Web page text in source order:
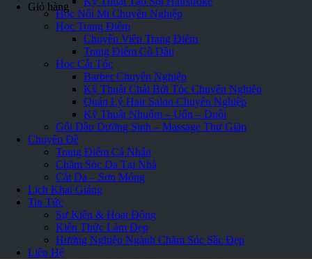
Giỏ hàng
Học Nối Mi Chuyên Nghiệp
Học Trang Điểm
Chuyên Viên Trang Điểm
Trang Điểm Cô Dâu
Học Cắt Tóc
Barber Chuyên Nghiệp
Kỹ Thuật Chải Bới Tóc Chuyên Nghiệp
Quản Lý Hair Salon Chuyên Nghiệp
Kỹ Thuật Nhuộm – Uốn – Duỗi
Gội Đầu Dưỡng Sinh – Massage Thư Giãn
Chuyên Đề
Trang Điểm Cá Nhân
Chăm Sóc Da Tại Nhà
Cắt Da – Sơn Móng
Lịch Khai Giảng
Tin Tức
Sự Kiện & Hoạt Động
Kiến Thức Làm Đẹp
Hướng Nghiệp Ngành Chăm Sóc Sắc Đẹp
Liên Hệ